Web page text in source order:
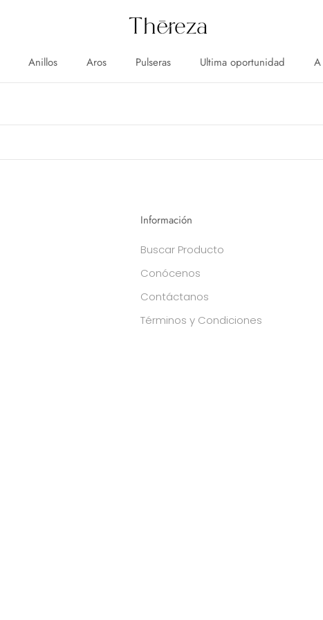
Anillos
Aros
Pulseras
Ultima oportunidad
Información
Buscar Producto
Conócenos
Contáctanos
Términos y Condiciones